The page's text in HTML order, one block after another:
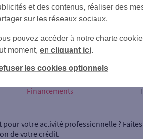
Nos produits
Financements
pour votre activité professionnelle ?
de votre crédit.
et des contenus, réaliser des
sur les réseaux sociaux.
pouvez accéder à notre charte
moment, en cliquant ici.
les cookies optionnels